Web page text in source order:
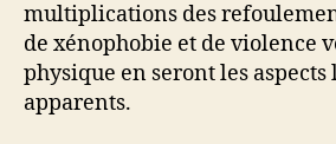
multiplications des
de xénophobie et de violence
physique en seront les aspects
apparents.